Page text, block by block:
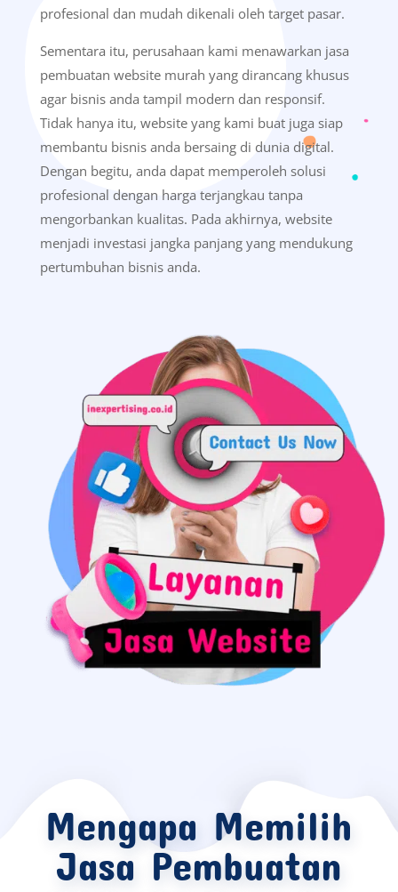
profesional dan mudah dikenali oleh target pasar.
Sementara itu, perusahaan kami menawarkan jasa
pembuatan website murah yang dirancang khusus
agar bisnis anda tampil modern dan responsif.
Tidak hanya itu, website yang kami buat juga siap
membantu bisnis anda bersaing di dunia digital.
Dengan begitu, anda dapat memperoleh solusi
profesional dengan harga terjangkau tanpa
mengorbankan kualitas. Pada akhirnya, website
menjadi investasi jangka panjang yang mendukung
pertumbuhan bisnis anda.
Mengapa Memilih
Jasa Pembuatan